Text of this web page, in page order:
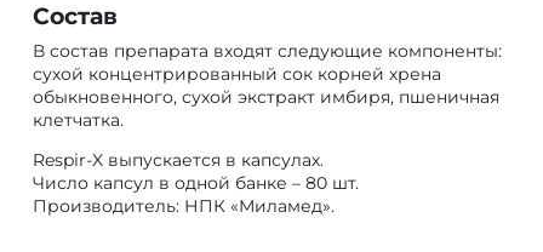
Состав
В состав препарата входят следующие компоненты:
сухой концентрированный сок корней хрена
обыкновенного, сухой экстракт имбиря, пшеничная
клетчатка.
Respir-X выпускается в капсулах.
Число капсул в одной банке – 80 шт.
Производитель: НПК «Миламед».